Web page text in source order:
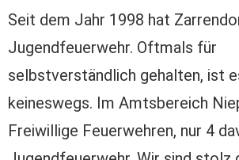
Seit dem Jahr 1998 hat
Jugendfeuerwehr. Oftmals für
selbstverständlich gehalten, ist
keineswegs. Im Amtsbereich
Freiwillige Feuerwehren, nur 4